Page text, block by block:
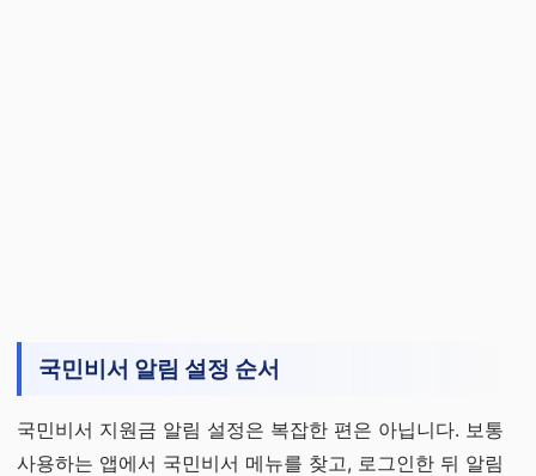
국민비서 알림 설정 순서
국민비서 지원금 알림 설정은 복잡한 편은 아닙니다. 보통
사용하는 앱에서 국민비서 메뉴를 찾고, 로그인한 뒤 알림